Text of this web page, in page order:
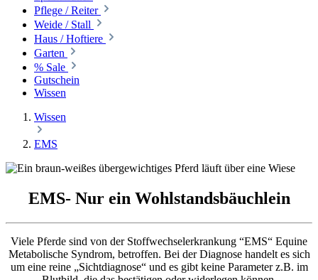
Pflege / Reiter
Weide / Stall
Haus / Hoftiere
Garten
% Sale
Gutschein
Wissen
Wissen
EMS
EMS- Nur ein Wohlstandsbäuchlein
Viele Pferde sind von der Stoffwechselerkrankung “EMS“ Equine
Metabolische Syndrom, betroffen. Bei der Diagnose handelt es sich
um eine reine „Sichtdiagnose“ und es gibt keine Parameter z.B. im